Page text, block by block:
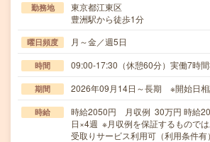
勤務地
東京都江東区
豊洲駅から徒歩1分
曜日頻度 月～金／週5日
時間 09:00-17:30（休憩60分）実働7時間
期間 2026年09月14日～長期 ※開始日
時給
時給2050円 月収例 30万円 時給
日×4週 ※月収例を保証するもので
受取りサービス利用可（利用条件有）